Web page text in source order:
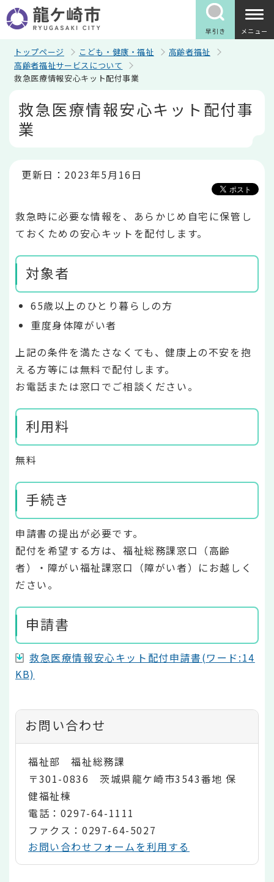
の
ペ
早引き メニュー
トップページ こども・健康・福祉
高齢者福祉
高齢者福祉サービスについて
救急医療情報安心キット配付事業
救急医療情報安心キット配付事
業
更新日：2023年5月16日
救急時に必要な情報を、あらかじめ自宅に保管し
ておくための安心キットを配付します。
対象者
65歳以上のひとり暮らしの方
重度身体障がい者
上記の条件を満たさなくても、健康上の不安を抱
える方等には無料で配付します。
お電話または窓口でご相談ください。
利用料
無料
手続き
申請書の提出が必要です。
配付を希望する方は、福祉総務課窓口（高齢
者）・障がい福祉課窓口（障がい者）にお越しく
ださい。
申請書
救急医療情報安心キット配付申請書(ワード:14
KB)
お問い合わせ
福祉部 福祉総務課
〒301-0836 茨城県龍ケ崎市3543番地 保
健福祉棟
電話：0297-64-1111
ファクス：0297-64-5027
お問い合わせフォームを利用する